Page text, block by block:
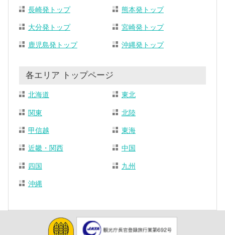
長崎発トップ 熊本発トップ
大分発トップ 宮崎発トップ
鹿児島発トップ 沖縄発トップ
各エリア トップページ
北海道 東北
関東 北陸
甲信越 東海
近畿・関西 中国
四国 九州
沖縄